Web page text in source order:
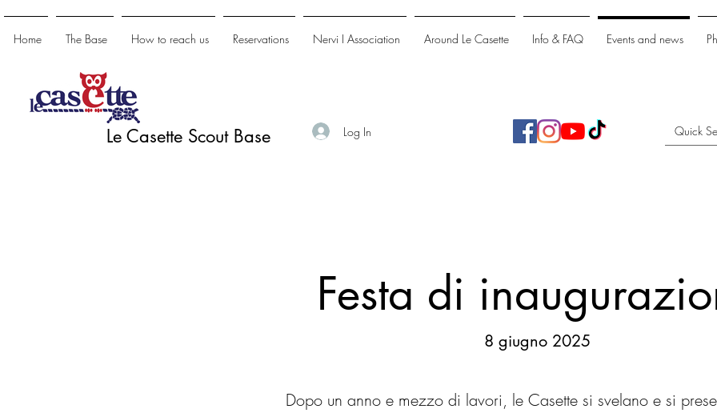
Home The Base How to reach us Reservations Nervi I Association Around Le Casette Info & FAQ Events and news
Le Casette Scout Base Log In
Festa di
8 giugno 2025
Dopo un anno e mezzo di lavori, le Casette si svelano e si